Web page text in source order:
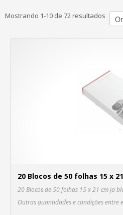
Mostrando 1-10 de 72 resultados
20 Blocos de 50 folhas 15 x
20 Blocos de 50 folhas 15 x 21 cm ja
Outras quantidades e condições entre